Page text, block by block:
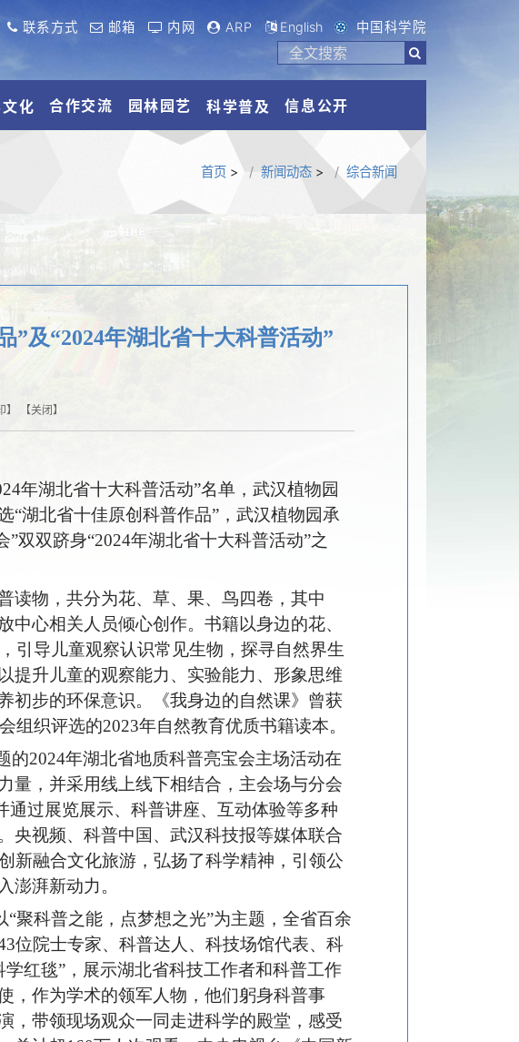
联系方式 邮箱 内网 ARP English 中国科学院
化 合作交流 园林园艺 科学普及 信息公开
首页> 新闻动态> 综合新闻
”及“2024年湖北省十大科普活动”
】 【关闭】
年湖北省十大科普活动”名单，武汉植物园
湖北省十佳原创科普作品”，武汉植物园承
双双跻身“2024年湖北省十大科普活动”之
读物，共分为花、草、果、鸟四卷，其中
中心相关人员倾心创作。书籍以身边的花、
引导儿童观察认识常见生物，探寻自然界生
提升儿童的观察能力、实验能力、形象思维
初步的环保意识。《我身边的自然课》曾获
织评选的2023年自然教育优质书籍读本。
的2024年湖北省地质科普亮宝会主场活动在
量，并采用线上线下相结合，主会场与分会
通过展览展示、科普讲座、互动体验等多种
央视频、科普中国、武汉科技报等媒体联合
新融合文化旅游，弘扬了科学精神，引领公
澎湃新动力。
聚科普之能，点梦想之光”为主题，全省百余
位院士专家、科普达人、科技场馆代表、科
红毯”，展示湖北省科技工作者和科普工作
，作为学术的领军人物，他们躬身科普事
，带领现场观众一同走进科学的殿堂，感受